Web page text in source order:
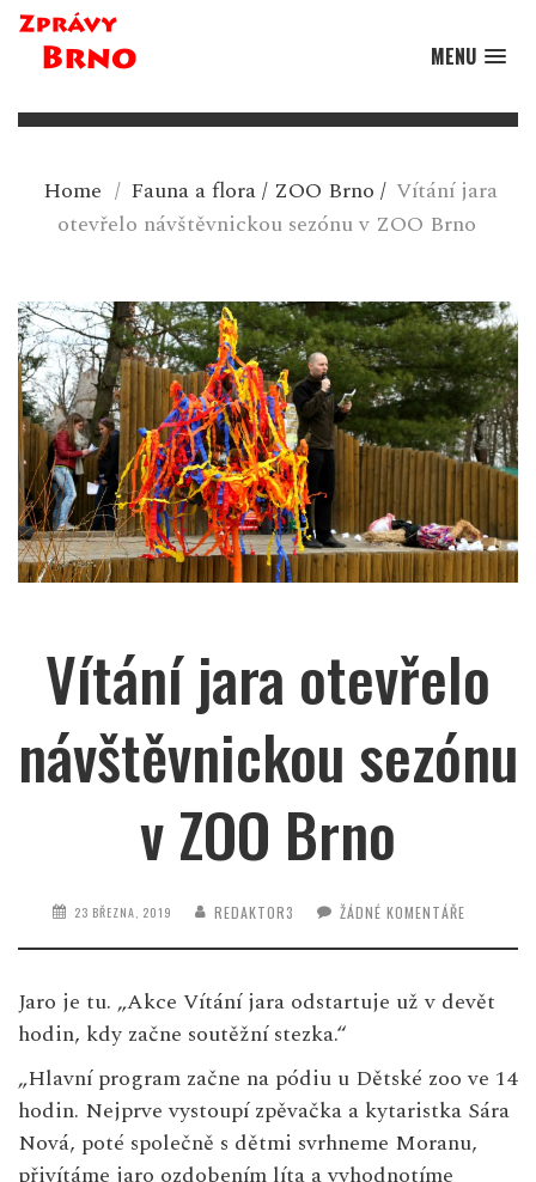
MENU
Home / Fauna a flora/ ZOO Brno / Vítání jara
otevřelo návštěvnickou sezónu v ZOO Brno
Vítání jara otevřelo
návštěvnickou sezónu
v ZOO Brno
23 BŘEZNA, 2019 REDAKTOR3 ŽÁDNÉ KOMENTÁŘE
Jaro je tu. „Akce Vítání jara odstartuje už v devět
hodin, kdy začne soutěžní stezka.“
„Hlavní program začne na pódiu u Dětské zoo ve 14
hodin. Nejprve vystoupí zpěvačka a kytaristka Sára
Nová, poté společně s dětmi svrhneme Moranu,
přivítáme jaro ozdobením líta a vyhodnotíme